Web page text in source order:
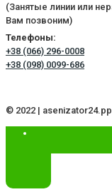
(Занятые линии или
Вам позвоним)
Телефоны:
+38 (066) 296-0008
+38 (098) 0099-686
© 2022 |